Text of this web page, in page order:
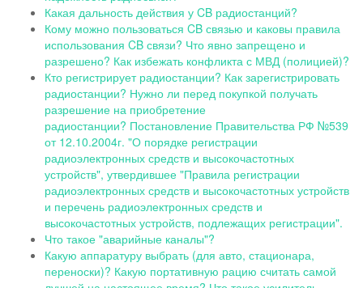
Какая дальность действия у CB радиостанций?
Кому можно пользоваться CB связью и каковы правила
использования CB связи? Что явно запрещено и
разрешено? Как избежать конфликта с МВД (полицией)?
Кто регистрирует радиостанции? Как зарегистрировать
радиостанции? Нужно ли перед покупкой получать
разрешение на приобретение
радиостанции? Постановление Правительства РФ №539
от 12.10.2004г. "О порядке регистрации
радиоэлектронных средств и высокочастотных
устройств", утвердившее "Правила регистрации
радиоэлектронных средств и высокочастотных устройств
и перечень радиоэлектронных средств и
высокочастотных устройств, подлежащих регистрации".
Что такое "аварийные каналы"?
Какую аппаратуру выбрать (для авто, стационара,
переноски)? Какую портативную рацию считать самой